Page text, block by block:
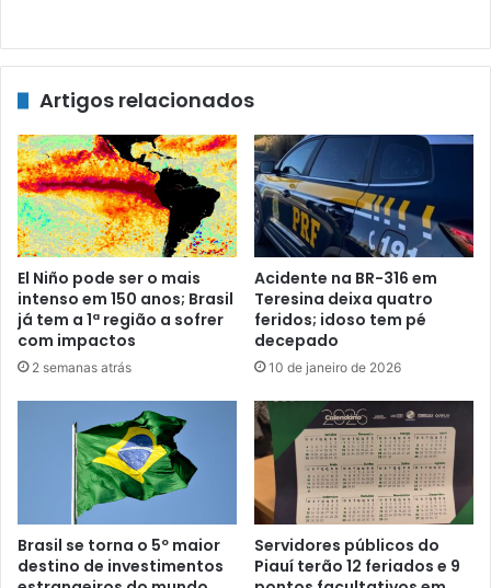
Artigos relacionados
El Niño pode ser o mais
intenso em 150 anos; Brasil
já tem a 1ª região a sofrer
com impactos
2 semanas atrás
Acidente na BR-316 em
Teresina deixa quatro
feridos; idoso tem pé
decepado
10 de janeiro de 2026
Brasil se torna o 5º maior
destino de investimentos
Servidores públicos do
Piauí terão 12 feriados e 9